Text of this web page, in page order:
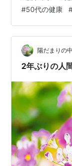
を決めるまでに
持ちは、以前書
まとめていま
査内容（MRI・
頭部MRIと頭部
す。 M…
#50代の健康
陽だまりの
2年ぶりの人